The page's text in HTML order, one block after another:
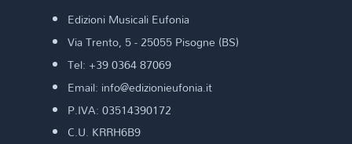
Edizioni Musicali Eufonia
Via Trento, 5 - 25055 Pisogne (BS)
Tel: +39 0364 87069
Email: info@edizionieufonia.it
P.IVA: 03514390172
C.U. KRRH6B9